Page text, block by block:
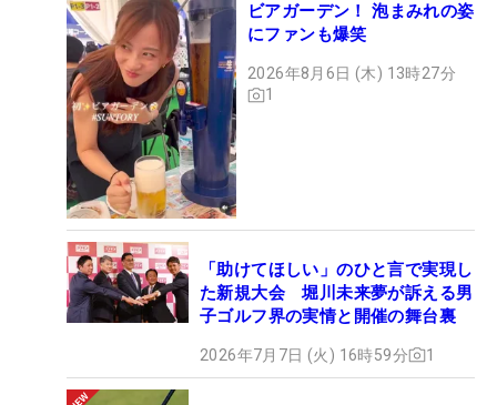
ビアガーデン！ 泡まみれの姿
にファンも爆笑
2026年8月6日 (木) 13時27分
1
「助けてほしい」のひと言で実現し
た新規大会 堀川未来夢が訴える男
子ゴルフ界の実情と開催の舞台裏
2026年7月7日 (火) 16時59分 1